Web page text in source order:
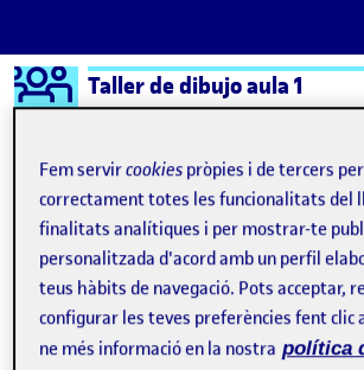
Saltar al contingut
Logo Ágora
Taller de dibujo aula 1
Semestre 20221 - Aula 1 Estela Barbancho
Estela Barbancho
González Mellado
Fem servircookies pròpies i de tercers
correctament totes les funcionalitats del
finalitats analítiques i per mostrar-te
personalitzada d'acord amb un perfil
teus hàbits de navegació. Pots acceptar,
configurar les teves preferències fent clic
ne més informació en la nostra política